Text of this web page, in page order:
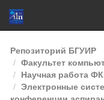
Skip
navigation
Репозиторий БГУИР
Факультет
Научная работа
Электронные